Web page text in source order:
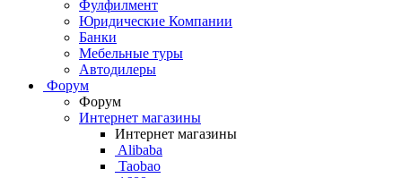
Фулфилмент
Юридические Компании
Банки
Мебельные туры
Автодилеры
Форум
Форум
Интернет магазины
Интернет магазины
Alibaba
Taobao